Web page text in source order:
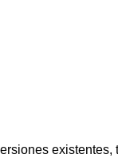
existentes,